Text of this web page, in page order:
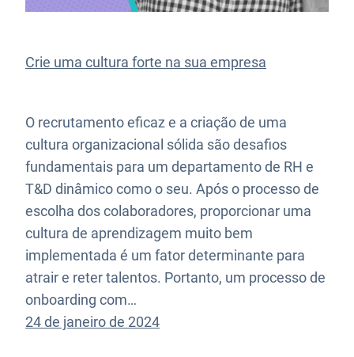
Crie uma cultura forte na sua empresa
O recrutamento eficaz e a criação de uma
cultura organizacional sólida são desafios
fundamentais para um departamento de RH e
T&D dinâmico como o seu. Após o processo de
escolha dos colaboradores, proporcionar uma
cultura de aprendizagem muito bem
implementada é um fator determinante para
atrair e reter talentos. Portanto, um processo de
onboarding com…
24 de janeiro de 2024